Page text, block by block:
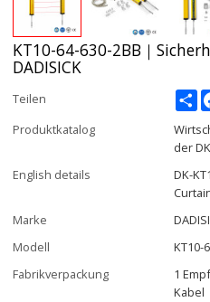
KT10-64-630-2BB｜
DADISICK
Teilen
Produktkatalog
der
English details
DK-
Marke
Modell
KT10-
Fabrikverpackung
1
Kabel